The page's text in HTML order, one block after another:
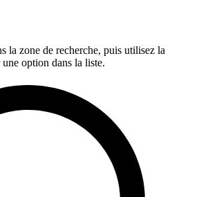
la zone de recherche, puis utilisez la
option dans la liste.